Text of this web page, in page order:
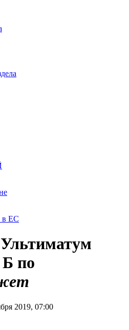
в ЕС
по
2019, 07:00